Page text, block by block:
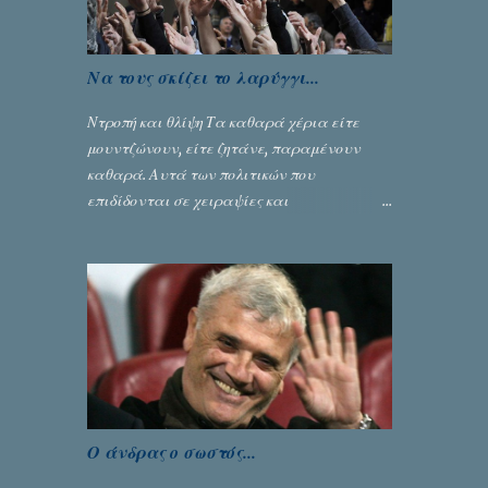
Να τους σκίζει το λαρύγγι...
Ντροπή και θλίψη Τα καθαρά χέρια είτε
μουντζώνουν, είτε ζητάνε, παραμένουν
καθαρά. Αυτά των πολιτικών που
επιδίδονται σε χειραψίες και
Σταύρος Αλευρογιάννης
Ο άνδρας ο σωστός...